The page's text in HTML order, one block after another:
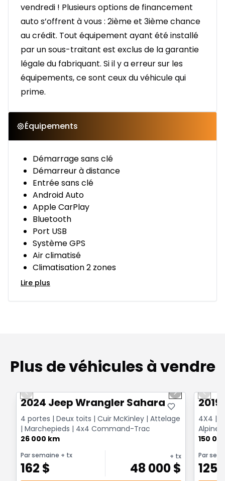
vendredi ! Plusieurs options de financement
auto s’offrent à vous : 2ième et 3ième chance
au crédit. Tout équipement ayant été installé
par un sous-traitant est exclus de la garantie
légale du fabriquant. Si il y a erreur sur les
équipements, ce sont ceux du véhicule qui
prime.
Équipements
Démarrage sans clé
Démarreur à distance
Entrée sans clé
Android Auto
Apple CarPlay
Bluetooth
Port USB
Système GPS
Air climatisé
Climatisation 2 zones
Lire plus
Plus de véhicules à vendre
Previous slide Next slide
2024 Jeep Wrangler Sahara
4 portes | Deux toits | Cuir McKinley | Attelage
| Marchepieds | 4x4 Command-Trac
26 000 km
Par semaine + tx
162 $
+ tx
48 000$
4X4 |
Alpine
150
Par
125